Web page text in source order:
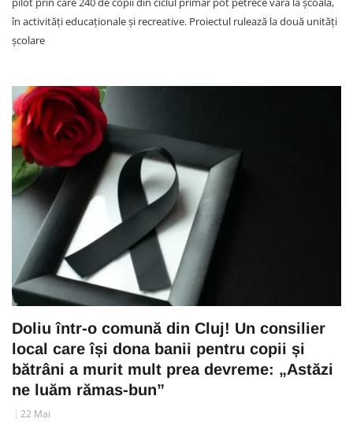
în activități educaționale și recreative. Proiectul rulează la două unități
școlare
Doliu într-o comună din Cluj! Un consilier
local care își dona banii pentru copii și
bătrâni a murit mult prea devreme: „Astăzi
ne luăm rămas-bun”
22 Mai